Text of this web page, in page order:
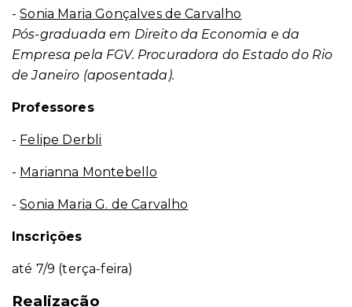
-Sonia Maria Gonçalves de Carvalho
Pós-graduada em Direito da Economia e da
Empresa pela FGV. Procuradora do Estado do Rio
de Janeiro (aposentada).
Professores
- Felipe Derbli
- Marianna Montebello
-Sonia Maria G. de Carvalho
Inscrições
até 7/9 (terça-feira)
Realização